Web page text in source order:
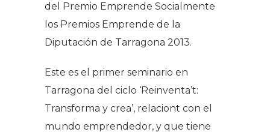
del Premio Emprende Socialmente
los Premios Emprende de la
Diputación de Tarragona 2013.
Este es el primer seminario en
Tarragona del ciclo ‘Reinventa’t:
Transforma y crea’, relaciont con el
mundo emprendedor, y que tiene